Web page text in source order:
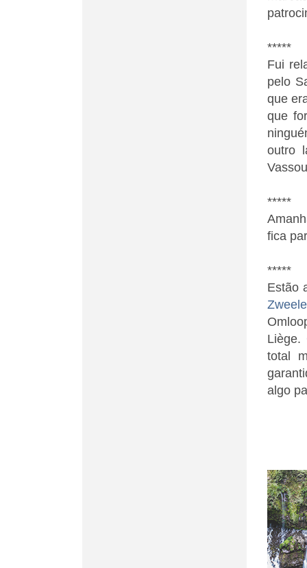
*****
Fui
pelo
que
que
outro
*****
fica
*****
Estão
Liège.
total
algo